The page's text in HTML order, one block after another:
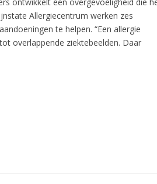
Allergiecentrum werken zes
te helpen. “Een allergie
overlappende ziektebeelden. Daar